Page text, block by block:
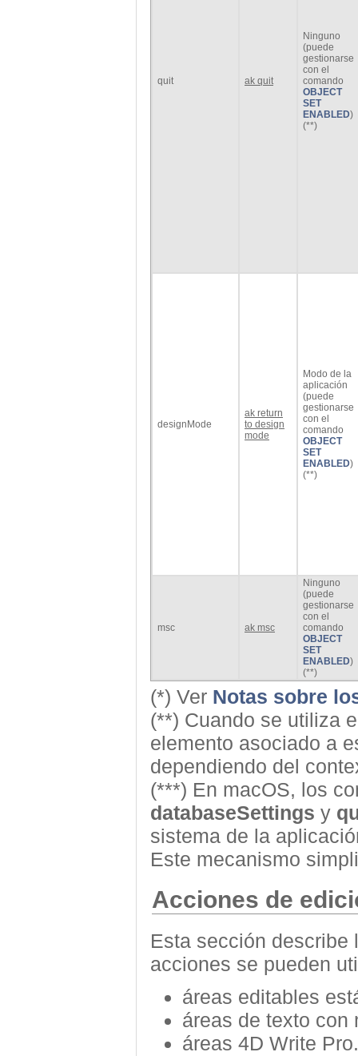
quit ak quit
Ninguno
(puede
gestionarse
con el
comando
OBJECT
SET
ENABLED)
(**)
designMode
ak return
to design
mode
Modo de la
aplicación
(puede
gestionarse
con el
comando
OBJECT
SET
ENABLED)
(**)
msc ak msc
Ninguno
(puede
gestionarse
con el
comando
OBJECT
SET
ENABLED)
(**)
(*) Ver Notas sobre
(**) Cuando se utiliza
elemento asociado a
dependiendo del
(***) En macOS, los
databaseSettings y
sistema de la
Este mecanismo
Acciones de
Esta sección describe
acciones se pueden
áreas editables
áreas de texto con
áreas 4D Write Pro.